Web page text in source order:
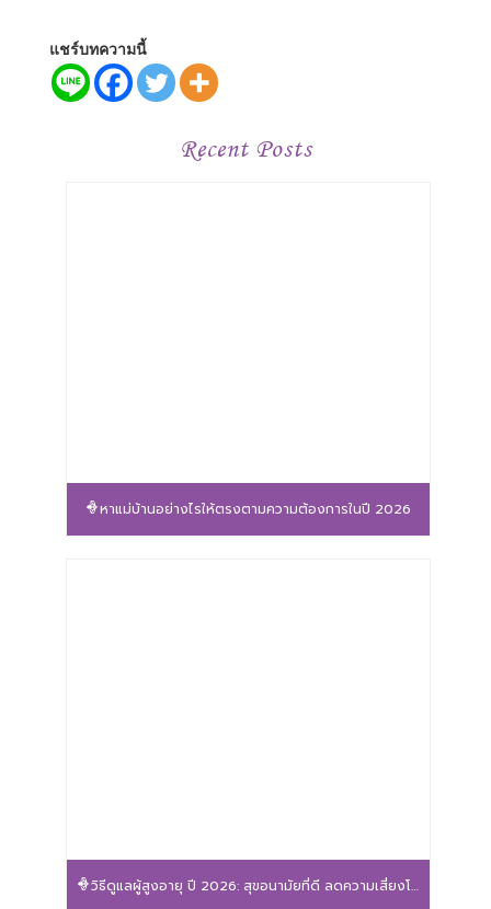
แชร์บทความนี้
Recent Posts
หาแม่บ้านอย่างไรให้ตรงตามความต้องการในปี 2026
วิธีดูแลผู้สูงอายุ ปี 2026: สุขอนามัยที่ดี ลดความเสี่ยงโรค